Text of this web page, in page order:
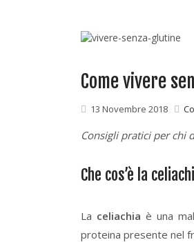
Come vivere
13 Novembre 2018
Consigli pratici per chi
Che cos’è la
La celiachia è una
proteina presente nel